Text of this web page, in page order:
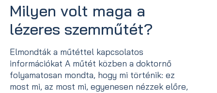
Milyen volt maga a
lézeres szemműtét?
Elmondták a műtéttel kapcsolatos
információkat A műtét közben a doktornő
folyamatosan mondta, hogy mi történik: ez
most mi, az most mi, egyenesen nézzek előre,